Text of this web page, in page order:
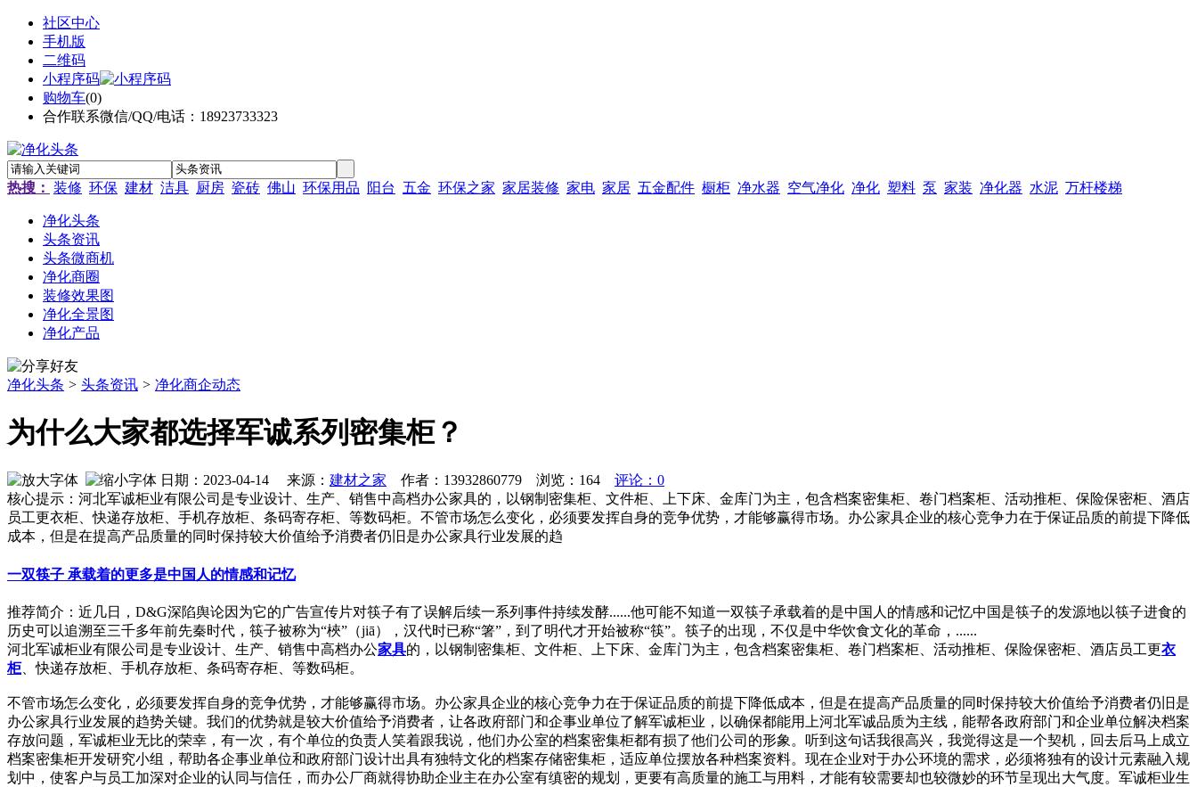
社区中心
手机版
二维码
小程序码
购物车(0)
合作联系微信/QQ/电话：18923733323
热搜： 装修 环保 建材 洁具 厨房 瓷砖 佛山 环保用品 阳台 五金 环保之家 家居装修 家电 家居 五金配件 橱柜 净水器 空气净化 净化 塑料 泵 家装 净化器 水泥 万杆楼梯
净化头条
头条资讯
头条微商机
净化商圈
装修效果图
净化全景图
净化产品
净化头条 > 头条资讯 > 净化商企动态
为什么大家都选择军诚系列密集柜？
日期：2023-04-14 来源： 建材之家 作者：13932860779 浏览： 164
评论：0
核心提示：河北军诚柜业有限公司是专业设计、生产、销售中高档办公家具的，以钢制密集柜、文件柜、上下床、金库门为主，包含档案密集柜、卷门档案柜、活动推柜、保险保密柜、酒店
员工更衣柜、快递存放柜、手机存放柜、条码寄存柜、等数码柜。不管市场怎么变化，必须要发挥自身的竞争优势，才能够赢得市场。办公家具企业的核心竞争力在于保证品质的前提下降低
成本，但是在提高产品质量的同时保持较大价值给予消费者仍旧是办公家具行业发展的趋
一双筷子 承载着的更多是中国人的情感和记忆
推荐简介：近几日，D&G深陷舆论因为它的广告宣传片对筷子有了误解后续一系列事件持续发酵......他可能不知道一双筷子承载着的是中国人的情感和记忆中国是筷子的发源地以筷子进食的
历史可以追溯至三千多年前先秦时代，筷子被称为“梜”（jiā），汉代时已称“箸”，到了明代才开始被称“筷”。筷子的出现，不仅是中华饮食文化的革命，......
河北军诚柜业有限公司是专业设计、生产、销售中高档办公家具的，以钢制密集柜、文件柜、上下床、金库门为主，包含档案密集柜、卷门档案柜、活动推柜、保险保密柜、酒店员工更衣
柜、快递存放柜、手机存放柜、条码寄存柜、等数码柜。
不管市场怎么变化，必须要发挥自身的竞争优势，才能够赢得市场。办公家具企业的核心竞争力在于保证品质的前提下降低成本，但是在提高产品质量的同时保持较大价值给予消费者仍旧是
办公家具行业发展的趋势关键。我们的优势就是较大价值给予消费者，让各政府部门和企事业单位了解军诚柜业，以确保都能用上河北军诚品质为主线，能帮各政府部门和企业单位解决档案
存放问题，军诚柜业无比的荣幸，有一次，有个单位的负责人笑着跟我说，他们办公室的档案密集柜都有损了他们公司的形象。听到这句话我很高兴，我觉得这是一个契机，回去后马上成立
档案密集柜开发研究小组，帮助各企事业单位和政府部门设计出具有独特文化的档案存储密集柜，适应单位摆放各种档案资料。现在企业对于办公环境的需求，必须将独有的设计元素融入规
划中，使客户与员工加深对企业的认同与信任，而办公厂商就得协助企业主在办公室有缜密的规划，更要有高质量的施工与用料，才能有较需要却也较微妙的环节呈现出大气度。军诚柜业生